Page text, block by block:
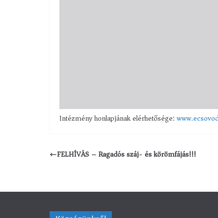
Intézmény honlapjának elérhetősége:
FELHÍVÁS – Ragadós száj- és körömfájás!!!